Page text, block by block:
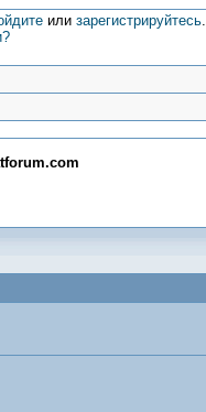
или зарегистрируйтесь.